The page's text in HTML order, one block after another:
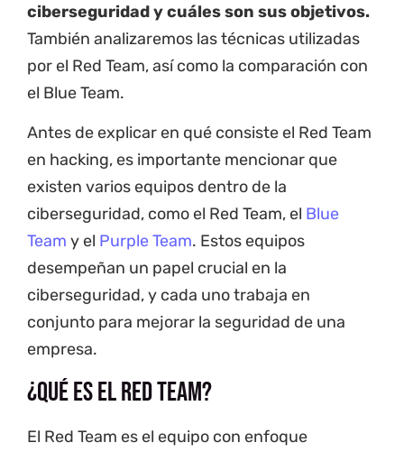
ciberseguridad y cuáles son sus objetivos.
También analizaremos las técnicas utilizadas
por el Red Team, así como la comparación con
el Blue Team.
Antes de explicar en qué consiste el Red Team
en hacking, es importante mencionar que
existen varios equipos dentro de la
ciberseguridad, como el Red Team, el Blue
Team y el Purple Team. Estos equipos
desempeñan un papel crucial en la
ciberseguridad, y cada uno trabaja en
conjunto para mejorar la seguridad de una
empresa.
¿Qué es el Red Team?
El Red Team es el equipo con enfoque